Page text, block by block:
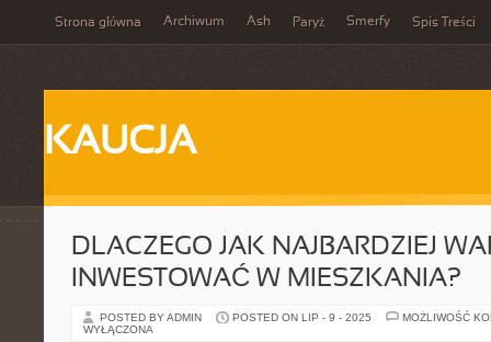
Strona główna Archiwum Ash Paryż Smerfy Spis Treści
KAUCJA
DLACZEGO JAK NAJBARDZIEJ
INWESTOWAĆ W MIESZKANIA?
POSTED BY ADMIN POSTED ON LIP - 9 - 2025
MOŻLIWOŚĆ
WYŁĄCZONA